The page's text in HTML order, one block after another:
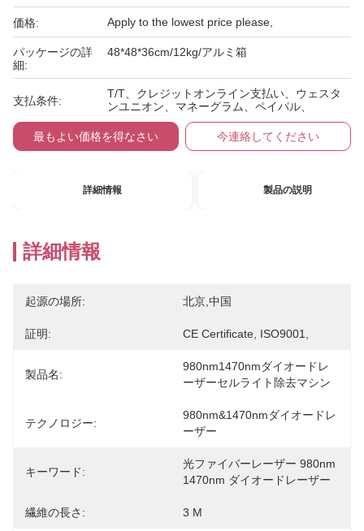
価格: Apply to the lowest price please,
パッケージの詳
細:
48*48*36cm/12kg/アルミ箱
支払条件:
T/T、クレジットオンライン支払い、ウェスタ
ンユニオン、マネーグラム、ペイパル、
最もよい価格を得なさい 今連絡してください
詳細情報 製品の説明
詳細情報
起源の場所: 北京,中国
証明: CE Certificate, ISO9001,
製品名:
980nm1470nmダイオードレ
ーザーセルライト除去マシン
テクノロジー:
980nm&1470nmダイオードレ
ーザー
キーワード:
光ファイバーレーザー 980nm
1470nm ダイオードレーザー
繊維の長さ: 3 M